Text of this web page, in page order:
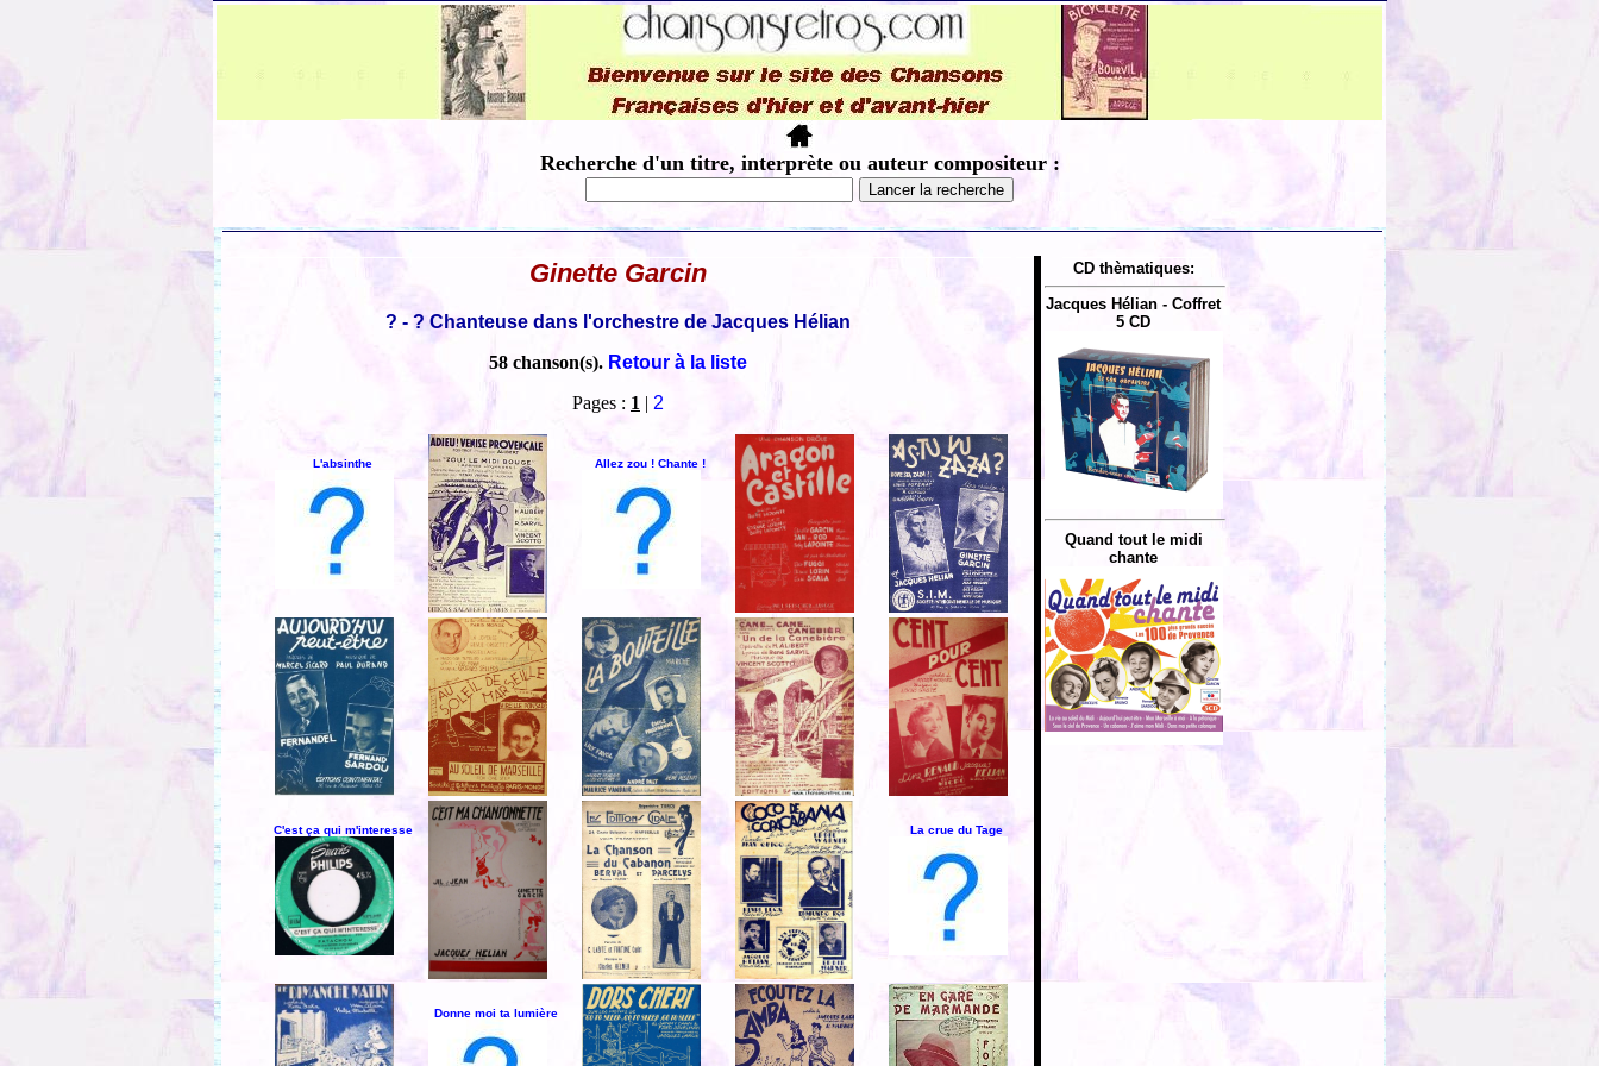
Recherche d'un titre, interprète ou auteur compositeur :
Ginette Garcin
? - ? Chanteuse dans l'orchestre de Jacques Hélian
58 chanson(s). Retour à la liste
Pages : 1 | 2
L'absinthe Allez zou ! Chante !
C'est ça qui m'interesse La crue du Tage
Donne moi ta lumière
CD thèmatiques:
Jacques Hélian - Coffret
5 CD
Quand tout le midi
chante